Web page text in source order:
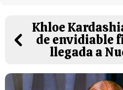
Khloe
de envidiable
llegada a